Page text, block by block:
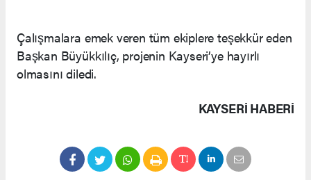
Çalışmalara emek veren tüm ekiplere teşekkür eden
Başkan Büyükkılıç, projenin Kayseri’ye hayırlı
olmasını diledi.
KAYSERI HABERİ